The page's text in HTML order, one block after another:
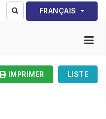
Sélectionnez votre
FRANÇAIS
LISTE
IMPRIMER